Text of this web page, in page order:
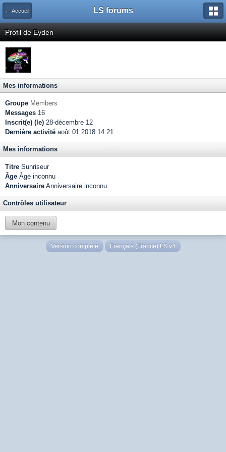
← Accueil LS forums
Profil de Eyden
Mes informations
Groupe Members
Messages 16
Inscrit(e) (le) 28-décembre 12
Dernière activité août 01 2018 14:21
Mes informations
Titre Sunriseur
Âge Âge inconnu
Anniversaire Anniversaire inconnu
Contrôles utilisateur
Mon contenu
Version complète Français (France) LS v4